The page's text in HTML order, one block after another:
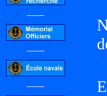
-------
-------
-------